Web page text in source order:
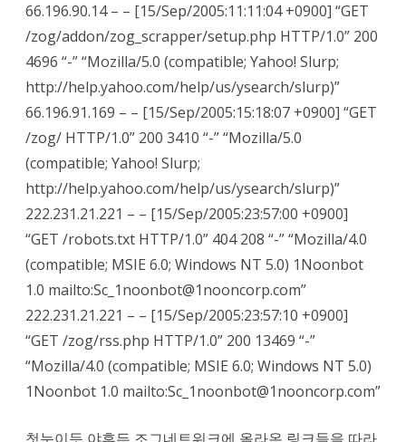
66.196.90.14 – – [15/Sep/2005:11:11:04 +0900] “GET
/zog/addon/zog_scrapper/setup.php HTTP/1.0” 200
4696 “-” “Mozilla/5.0 (compatible; Yahoo! Slurp;
http://help.yahoo.com/help/us/ysearch/slurp)”
66.196.91.169 – – [15/Sep/2005:15:18:07 +0900] “GET
/zog/ HTTP/1.0” 200 3410 “-” “Mozilla/5.0
(compatible; Yahoo! Slurp;
http://help.yahoo.com/help/us/ysearch/slurp)”
222.231.21.221 – – [15/Sep/2005:23:57:00 +0900]
“GET /robots.txt HTTP/1.0” 404 208 “-” “Mozilla/4.0
(compatible; MSIE 6.0; Windows NT 5.0) 1Noonbot
1.0 mailto:Sc_1noonbot@1nooncorp.com”
222.231.21.221 – – [15/Sep/2005:23:57:10 +0900]
“GET /zog/rss.php HTTP/1.0” 200 13469 “-”
“Mozilla/4.0 (compatible; MSIE 6.0; Windows NT 5.0)
1Noonbot 1.0 mailto:Sc_1noonbot@1nooncorp.com”